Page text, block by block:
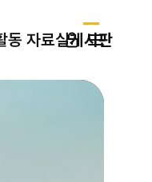
동 자료실게시판